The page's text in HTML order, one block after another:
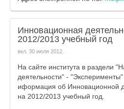
Инновационная
2012/2013 учебный год
вкл. 30 июля 2012
На сайте института в раздели
деятельности" -
иформация об Инновационной
на 2012/2013 учебный год.